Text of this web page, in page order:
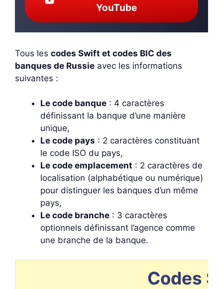
YouTube
Tous les codes Swift et codes BIC des
banques de Russie avec les informations
suivantes :
Le code banque : 4 caractères
définissant la banque d’une manière
unique,
Le code pays : 2 caractères constituant
le code ISO du pays,
Le code emplacement : 2 caractères de
localisation (alphabétique ou numérique)
pour distinguer les banques d’un même
pays,
Le code branche : 3 caractères
optionnels définissant l’agence comme
une branche de la banque.
Codes